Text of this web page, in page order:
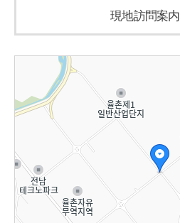
現地訪問案内